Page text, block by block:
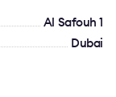
Al Safouh 1
Dubai